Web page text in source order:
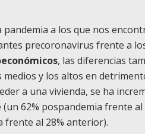
a los que nos
precoronavirus frente a
, las diferencias
y los altos en
a una vivienda, se ha
62% pospandemia frente al
frente al 28% anterior).